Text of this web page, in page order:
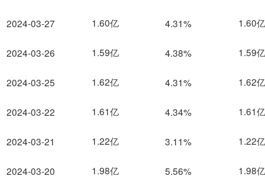
2024-03-27
2024-03-26
2024-03-25
2024-03-22
2024-03-21
2024-03-20
1.60亿 4.31% 1.60亿
1.59亿 4.38% 1.59亿
1.62亿 4.31% 1.62亿
1.61亿 4.34% 1.61亿
1.22亿 3.11% 1.22亿
1.98亿 5.56% 1.98亿